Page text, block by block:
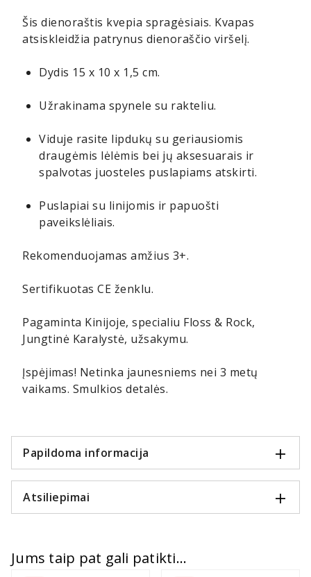
Šis dienoraštis kvepia spragėsiais. Kvapas
atsiskleidžia patrynus dienoraščio viršelį.
Dydis 15 x 10 x 1,5 cm.
Užrakinama spynele su rakteliu.
Viduje rasite lipdukų su geriausiomis
draugėmis lėlėmis bei jų aksesuarais ir
spalvotas juosteles puslapiams atskirti.
Puslapiai su linijomis ir papuošti
paveikslėliais.
Rekomenduojamas amžius 3+.
Sertifikuotas CE ženklu.
Pagaminta Kinijoje, specialiu Floss & Rock,
Jungtinė Karalystė, užsakymu.
Įspėjimas! Netinka jaunesniems nei 3 metų
vaikams. Smulkios detalės.
Papildoma informacija
Atsiliepimai
Jums taip pat gali patikti...